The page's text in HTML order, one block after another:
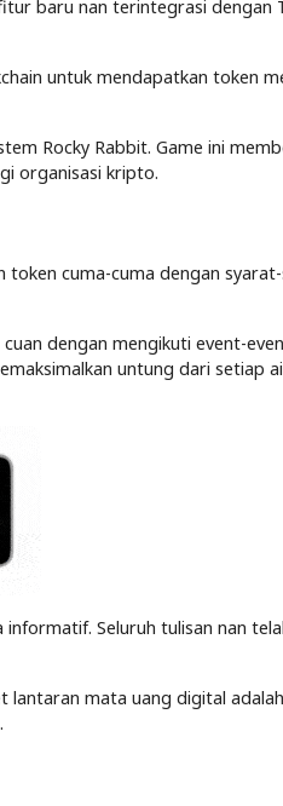
baru nan terintegrasi dengan
untuk mendapatkan token
Rocky Rabbit. Game ini
organisasi kripto.
cuma-cuma dengan
dengan mengikuti event-
untung dari setiap
Seluruh tulisan nan
lantaran mata uang digital